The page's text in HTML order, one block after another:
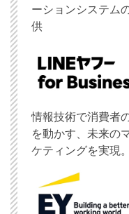
ーションシステム
供
情報技術で消費者
を動かす、未来の
ケティングを実現。